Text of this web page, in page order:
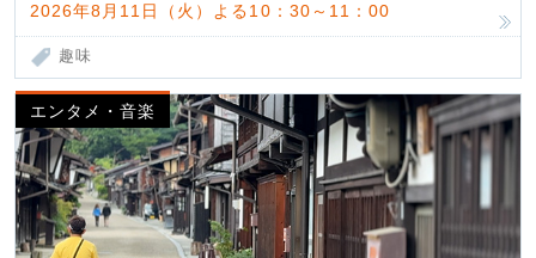
2026年8月11日（火）よる10：30～11：00
趣味
エンタメ・音楽